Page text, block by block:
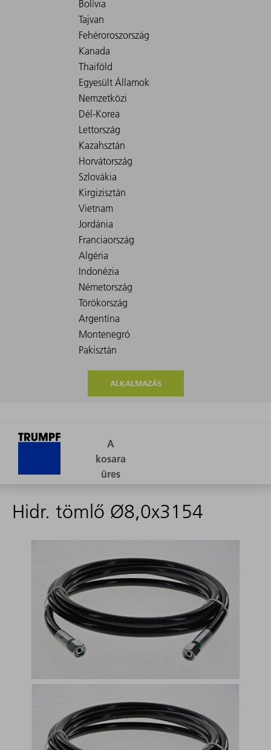
ALKALMAZÁS
Hidr. tömlő Ø8,0x3154